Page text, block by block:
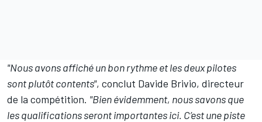
"Nous avons affiché un bon rythme et les deux pilotes
sont plutôt contents", conclut Davide Brivio, directeur
de la compétition. "Bien évidemment, nous savons que
les qualifications seront importantes ici. C’est une piste